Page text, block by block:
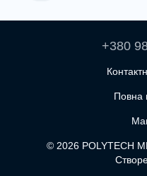
+380
Повна
© 2026 POLYTECH